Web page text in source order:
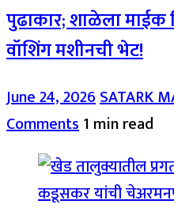
पुढाकार; शाळेला माईक
वॉशिंग मशीनची भेट!
June 24, 2026SATARK
Comments1 min read